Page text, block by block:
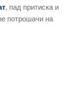
, пад притиска и
потрошачи на